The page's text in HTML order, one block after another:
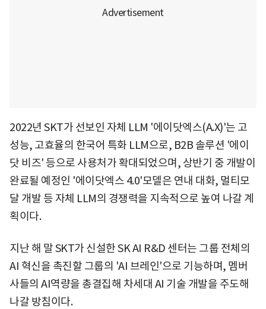
2022년 SKT가 선보인 자체 LLM '에이닷엑스(A.X)'는 고
성능, 고효율의 한국어 특화 LLM으로, B2B 솔루션 '에이
닷 비즈' 등으로 사용처가 확대되었으며, 상반기 중 개발이
완료될 예정인 '에이닷엑스 4.0'모델은 연내 대화, 멀티모
달 개발 등 자체 LLM의 경쟁력을 지속적으로 높여 나갈 계
획이다.
지난 해 말 SKT가 신설한 SK AI R&D 센터는 그룹 전체의
AI 혁신을 촉진할 그룹의 'AI 브레인'으로 기능하며, 멤버
사들의 AI역량을 총결집해 차세대 AI 기술 개발을 주도해
나갈 방침이다.